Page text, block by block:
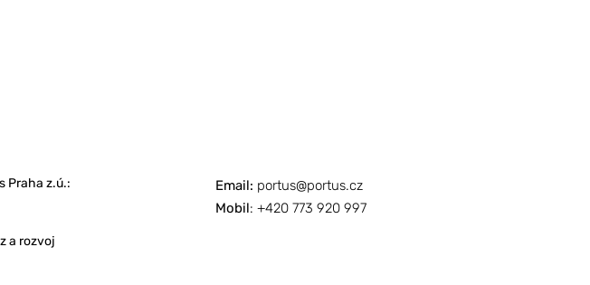
Praha z.ú.:
a rozvoj
Email: portus@portus.cz
Mobil: +420 773 920 997